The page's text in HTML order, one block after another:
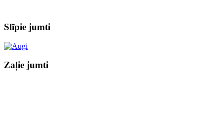
Slīpie jumti
Zaļie jumti